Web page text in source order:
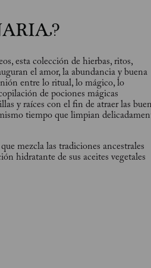
esta colección de hierbas, ritos,
el amor, la abundancia y buena
entre lo ritual, lo mágico, lo
de pociones mágicas
y raíces con el fin de atraer las
tiempo que limpian
mezcla las tradiciones ancestrales
hidratante de sus aceites vegetales